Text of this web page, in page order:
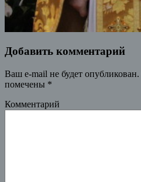
Добавить комментарий
Ваш e-mail не будет опубликован.
помечены *
Комментарий